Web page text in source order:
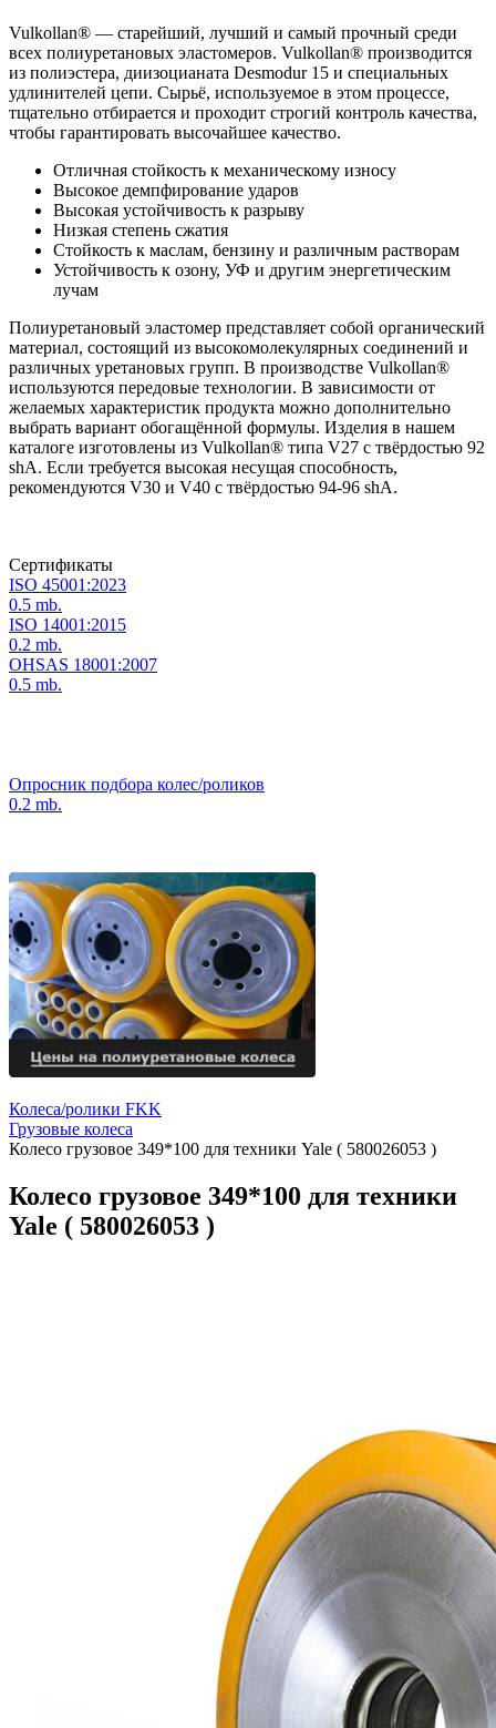
Vulkollan® — старейший, лучший и самый прочный среди
всех полиуретановых эластомеров. Vulkollan® производится
из полиэстера, диизоцианата Desmodur 15 и специальных
удлинителей цепи. Сырьё, используемое в этом процессе,
тщательно отбирается и проходит строгий контроль качества,
чтобы гарантировать высочайшее качество.
Отличная стойкость к механическому износу
Высокое демпфирование ударов
Высокая устойчивость к разрыву
Низкая степень сжатия
Стойкость к маслам, бензину и различным растворам
Устойчивость к озону, УФ и другим энергетическим
лучам
Полиуретановый эластомер представляет собой органический
материал, состоящий из высокомолекулярных соединений и
различных уретановых групп. В производстве Vulkollan®
используются передовые технологии. В зависимости от
желаемых характеристик продукта можно дополнительно
выбрать вариант обогащённой формулы. Изделия в нашем
каталоге изготовлены из Vulkollan® типа V27 с твёрдостью 92
shA. Если требуется высокая несущая способность,
рекомендуются V30 и V40 с твёрдостью 94-96 shA.
Сертификаты
ISO 45001:2023
0.5 mb.
ISO 14001:2015
0.2 mb.
OHSAS 18001:2007
0.5 mb.
Опросник подбора колес/роликов
0.2 mb.
Колеса/ролики FKK
Грузовые колеса
Колесо грузовое 349*100 для техники Yale ( 580026053 )
Колесо грузовое 349*100 для техники
Yale ( 580026053 )